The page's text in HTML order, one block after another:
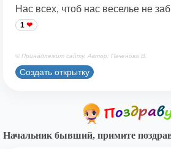
Нас всех, чтоб нас веселье не
1
© Принадлежит сайту. Автор: Печенова В.
Создать открытку
Начальник бывший, примите